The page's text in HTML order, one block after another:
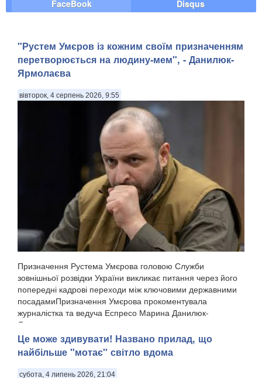
FaceBook Disqus
"Рустем Умєров із кожним своїм призначенням
перетворюється на людину-мем", - Данилюк-
Ярмолаєва
вівторок, 4 серпень 2026, 9:55
Призначення Рустема Умєрова головою Служби
зовнішньої розвідки України викликає питання через його
попередні кадрові переходи між ключовими державними
посадамиПризначення Умєрова прокоментувала
журналістка та ведуча Еспресо Марина Данилюк-
Ярмолаєва у п...
Це може здивувати! Названо прилад, що
найбільше "мотає" світло вдома
субота, 4 липень 2026, 21:04